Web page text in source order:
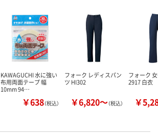
KAWAGUCHI 水に強い
布用両面テープ 幅
10mm 94…
￥638（税込）
フォーク レディスパン
ツ HI302
￥6,820～（税込）
フォーク
2917 白衣
￥